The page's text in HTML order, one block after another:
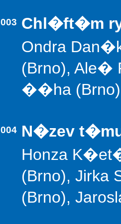
003 Chl�ft�m
Ondra
(Brno), Ale�
��ha
004 N�zev
Honza
(Brno), Jirka
(Brno),